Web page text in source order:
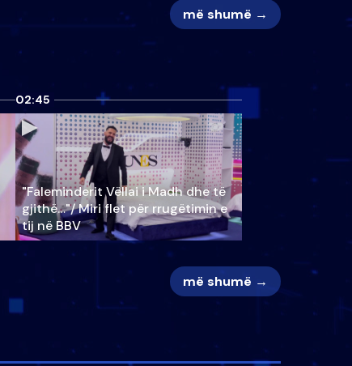
më shumë →
02:45
"Faleminderit Vëllai i Madh dhe të
gjithë…"/ Miri flet për rrugëtimin e
tij në BBV
më shumë →